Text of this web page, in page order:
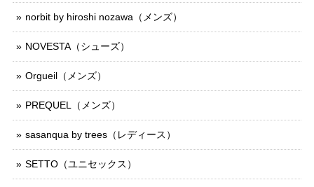
norbit by hiroshi nozawa（メンズ）
NOVESTA（シューズ）
Orgueil（メンズ）
PREQUEL（メンズ）
sasanqua by trees（レディース）
SETTO（ユニセックス）